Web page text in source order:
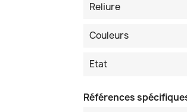
Reliure
Couleurs
Etat
Références